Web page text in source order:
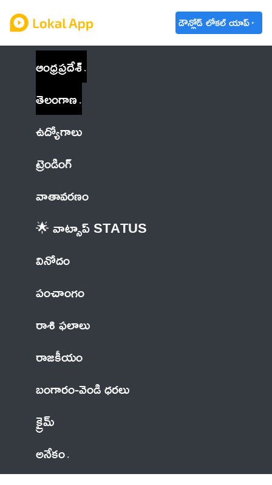
డౌన్లోడ్ లోకల్ యాప్
ఆంధ్రప్రదేశ్
తెలంగాణ
ఉద్యోగాలు
ట్రెండింగ్
వాతావరణం
🌟 వాట్సాప్ STATUS
వినోదం
పంచాంగం
రాశి ఫలాలు
రాజకీయం
బంగారం-వెండి ధరలు
క్రైమ్
అనేకం